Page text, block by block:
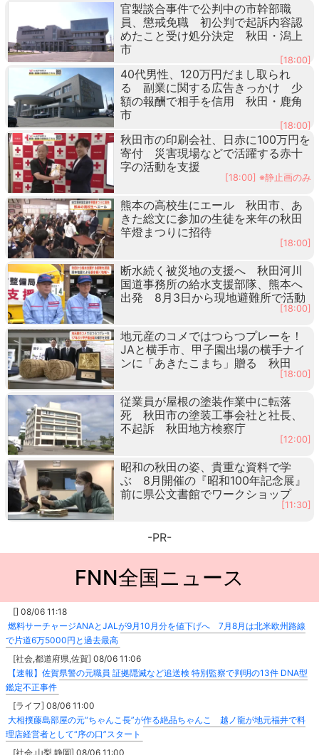
官製談合事件で公判中の市幹部職
員、懲戒免職 初公判で起訴内容認
めたこと受け処分決定 秋田・潟上
市
[18:00]
40代男性、120万円だまし取られ
る 副業に関する広告きっかけ 少
額の報酬で相手を信用 秋田・鹿角
市
[18:00]
秋田市の印刷会社、日赤に100万円を
寄付 災害現場などで活躍する赤十
字の活動を支援
[18:00] ※静止画のみ
熊本の高校生にエール 秋田市、あ
きた総文に参加の生徒を来年の秋田
竿燈まつりに招待
[18:00]
断水続く被災地の支援へ 秋田河川
国道事務所の給水支援部隊、熊本へ
出発 8月3日から現地避難所で活動
[18:00]
地元産のコメではつらつプレーを！
JAと横手市、甲子園出場の横手ナイ
ンに「あきたこまち」贈る 秋田
[18:00]
従業員が屋根の塗装作業中に転落
死 秋田市の塗装工事会社と社長、
不起訴 秋田地方検察庁
[12:00]
昭和の秋田の姿、貴重な資料で学
ぶ 8月開催の『昭和100年記念展』
前に県公文書館でワークショップ
[11:30]
-PR-
FNN全国ニュース
[] 08/06 11:18
燃料サーチャージANAとJALが9月10月分を値下げへ 7月8月は北米欧州路線
で片道6万5000円と過去最高
[社会,都道府県,佐賀] 08/06 11:06
【速報】佐賀県警の元職員 証拠隠滅など追送検 特別監察で判明の13件 DNA型
鑑定不正事件
[ライフ] 08/06 11:00
大相撲藤島部屋の元“ちゃんこ長”が作る絶品ちゃんこ 越ノ龍が地元福井で料
理店経営者として“序の口”スタート
[社会,山梨,静岡] 08/06 11:00